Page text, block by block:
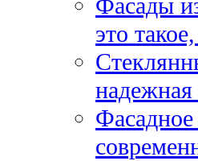
Фасады
это
надежная
Фасадное